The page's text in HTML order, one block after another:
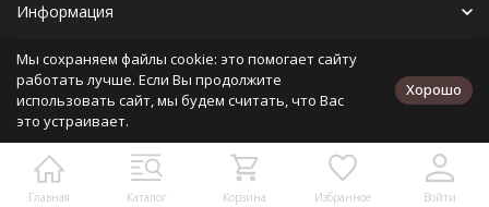
Главная Каталог Корзина Избранное Войти
Информация
Прочее
Политика персональных данных
Разработано в
bodysite.ru
Мы сохраняем файлы cookie: это помогает сайту
работать лучше. Если Вы продолжите
использовать сайт, мы будем считать, что Вас
это устраивает.
Хорошо